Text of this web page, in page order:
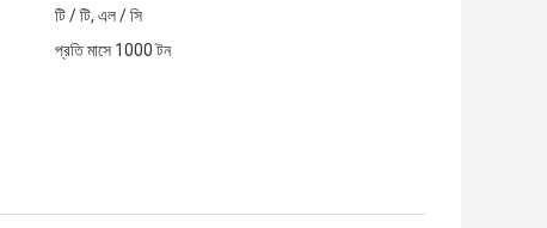
টি / টি, এল / সি
প্রতি মাসে 1000 টন